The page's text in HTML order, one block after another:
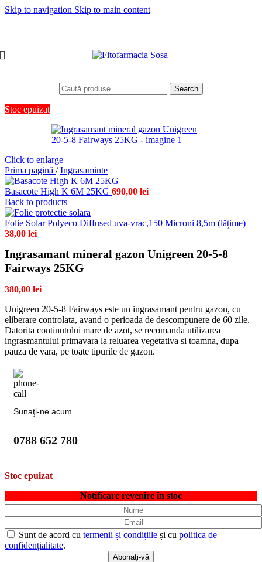
Skip to navigation Skip to main content
Search
Stoc epuizat
Click to enlarge
Prima pagină / Ingrasaminte
Basacote High K 6M 25KG 690,00 lei
Back to products
Folie Solar Polyeco Diffused uva-vrac,150 Microni 8,5m (lățime)
38,00 lei
Ingrasamant mineral gazon Unigreen 20-5-8
Fairways 25KG
380,00 lei
Unigreen 20-5-8 Fairways este un ingrasamant pentru gazon, cu
eliberare controlata, avand o perioada de descompunere de 60 zile.
Datorita continutului mare de azot, se recomanda utilizarea
ingrasmantului primavara la reluarea vegetativa si toamna, dupa
pauza de vara, pe toate tipurile de gazon.
Sunaţi-ne acum
0788 652 780
Stoc epuizat
Notificare revenire în stoc
Sunt de acord cu termenii și condițiile și cu politica de
confidențialitate.